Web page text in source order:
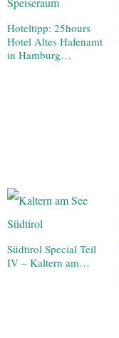
Hoteltipp: 25hours
Hotel Altes Hafenamt
in Hamburg…
Südtirol Special Teil
IV – Kaltern am…